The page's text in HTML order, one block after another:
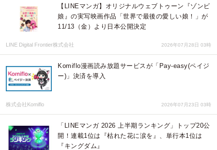
【LINEマンガ】オリジナルウェブトゥーン『ゾンビ
娘』の実写映画作品「世界で最後の愛しい娘！」が
11/13（金）より日本公開決定
LINE Digital Frontier株式会社 2026年07月28日 03時
Komiflo漫画読み放題サービスが「Pay-easy(ペイジ
ー)」決済を導入
株式会社Komiflo 2026年07月23日 03時
「LINEマンガ 2026 上半期ランキング」トップ20公
開！連載1位は『枯れた花に涙を』、単行本1位は
『キングダム』